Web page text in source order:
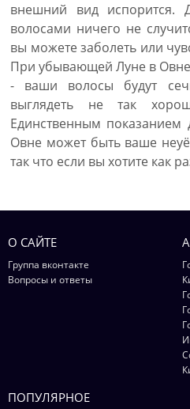
внешний вид испорится.
волосами ничего не
вы можете заболеть или
При убывающей Луне в Овне
- ваши волосы будут
выглядеть не так
Единственным
Овне может быть ваше
так что если вы хотите как
О САЙТЕ
Группа вконтакте
Вопросы и ответы
ПОПУЛЯРНОЕ